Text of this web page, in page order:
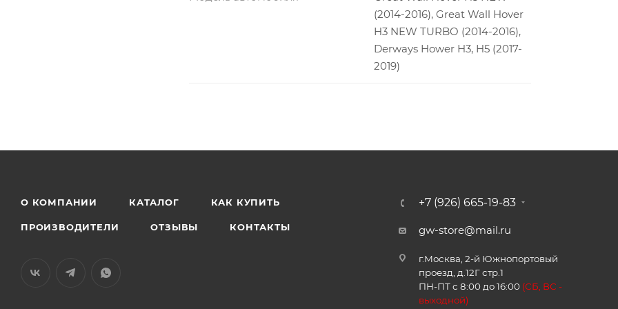
(2014-2016), Great Wall Hover
H3 NEW TURBO (2014-2016),
Derways Hower H3, H5 (2017-
2019)
О КОМПАНИИ КАТАЛОГ КАК КУПИТЬ
ПРОИЗВОДИТЕЛИ ОТЗЫВЫ КОНТАКТЫ
+7 (926) 665-19-83
gw-store@mail.ru
г.Москва, 2-й Южнопортовый
проезд, д.12Г стр.1
ПН-ПТ с 8:00 до 16:00 (СБ, ВС -
выходной)